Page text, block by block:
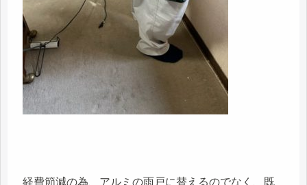
経費節減の為、アルミの雨戸に替えるのでなく、既